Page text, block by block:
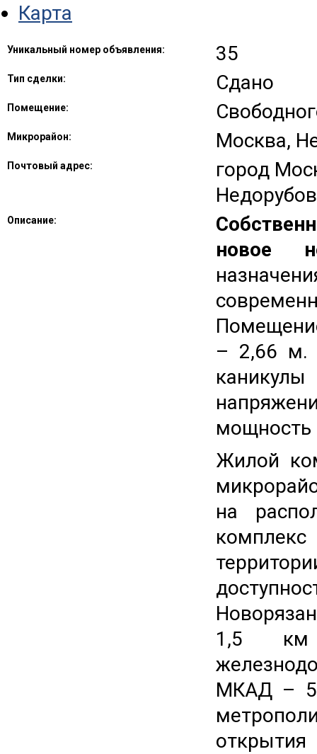
Карта
Уникальный номер объявления: 35
Тип сделки: Сдано
Помещение:
Микрорайон: Москва,
Почтовый адрес:
город
Описание:
новое
– 2,66 м.
мощность
Жилой
на
1,5 км
МКАД – 5